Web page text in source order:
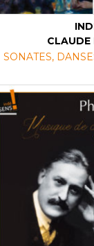
CLAUDE
SONATES,